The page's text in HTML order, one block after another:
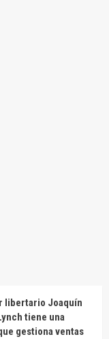
libertario Joaquín
tiene una
gestiona ventas